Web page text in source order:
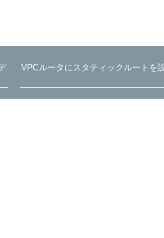
VPCルータにスタティックルートを
使用される